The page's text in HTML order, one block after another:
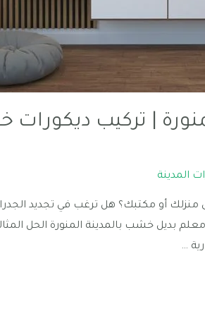
| تركيب ديكورات
المدينة
أو مكتبك؟ هل ترغب في تجديد
بديل خشب بالمدينة المنورة الحل
…